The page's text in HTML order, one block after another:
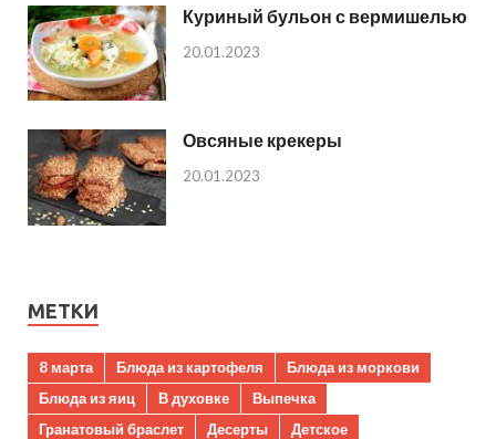
Куриный бульон с вермишелью
20.01.2023
Овсяные крекеры
20.01.2023
МЕТКИ
8 марта Блюда из картофеля
Блюда из моркови
Блюда из яиц
В духовке
Выпечка
Гранатовый браслет
Десерты
Детское